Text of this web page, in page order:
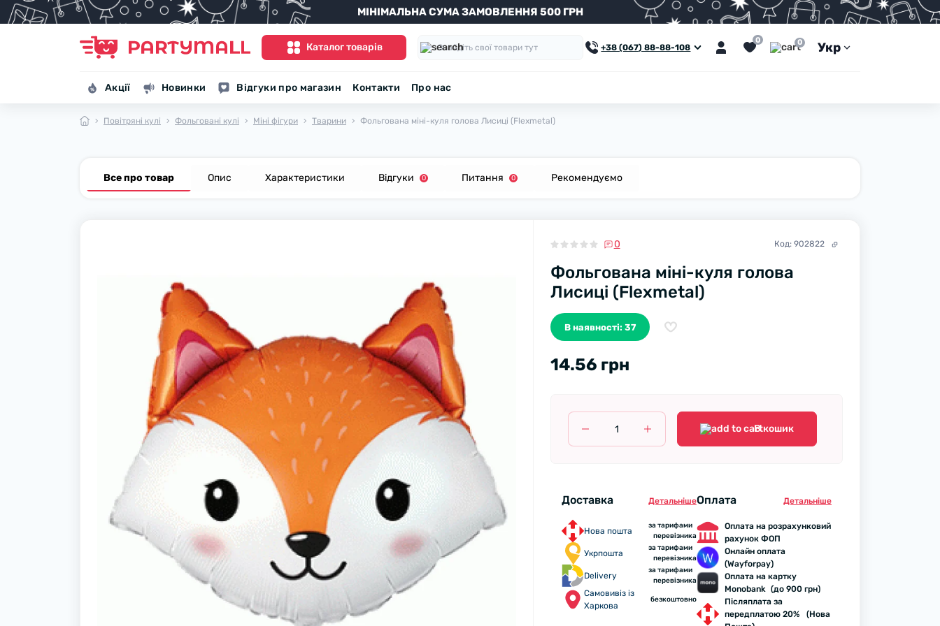
МІНІМАЛЬНА СУМА ЗАМОВЛЕННЯ 500 ГРН
Каталог товарів +38 (067) 88-88-108
0 0 Укр
Акції Новинки Відгуки про магазин Контакти Про нас
Повітряні кулі Фольговані кулі Міні фігури Тварини Фольгована міні-куля голова Лисиці (Flexmetal)
Все про товар Опис Характеристики Відгуки 0 Питання 0 Рекомендуємо
0 Код: 902822
Фольгована міні-куля голова
Лисиці (Flexmetal)
В наявності: 37
14.56 грн
В кошик
Доставка Детальнiше
Нова пошта
за тарифами
перевізника
Укрпошта
за тарифами
перевізника
Delivery
за тарифами
перевізника
Самовивіз із
Харкова
безкоштовно
Оплата Детальнiше
Оплата на розрахунковий
рахунок ФОП
Онлайн оплата
(Wayforpay)
Оплата на картку
Monobank (до 900 грн)
Післяплата за
передплатою 20% (Нова